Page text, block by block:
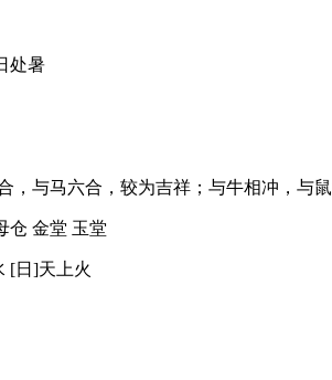
处暑
，与马六合，较为吉祥；与牛相冲，与
仓 金堂 玉堂
[日]天上火